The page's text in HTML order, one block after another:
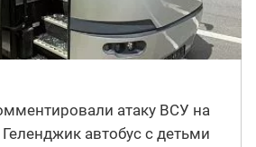
атаку ВСУ на
автобус с детьми